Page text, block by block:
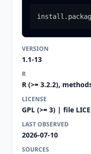
VERSION
1.1-13
R
R (>= 3.2.2),
LICENSE
GPL (>= 3) | file
LAST OBSERVED
2026-07-10
SOURCES